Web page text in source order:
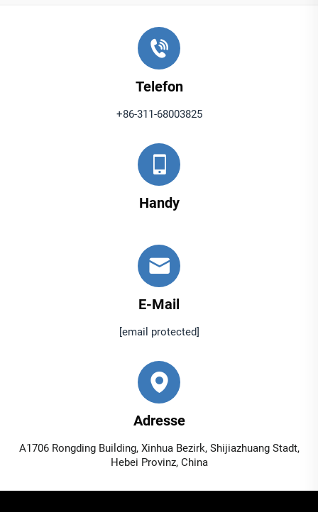
Telefon
+86-311-68003825
Handy
E-Mail
[email protected]
Adresse
A1706 Rongding Building, Xinhua Bezirk, Shijiazhuang Stadt,
Hebei Provinz, China